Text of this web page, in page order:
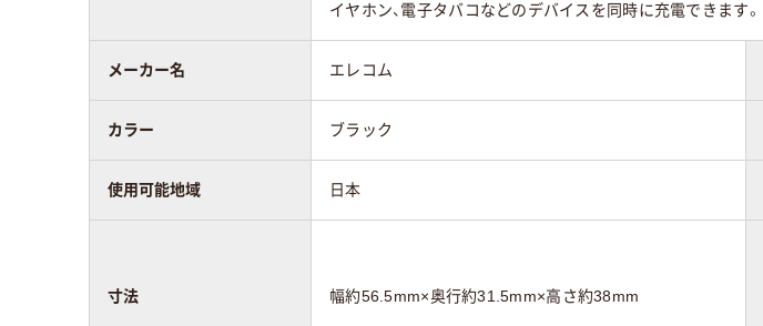
イヤホン、電子タバコなどのデバイスを同時に充電できます。
メーカー名 エレコム
カラー ブラック
使用可能地域 日本
寸法 幅約56.5mm×奥行約31.5mm×高さ約38mm